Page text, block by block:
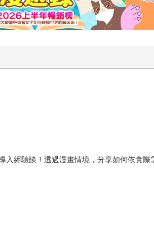
經驗談！透過漫畫情境，分享如何依實際